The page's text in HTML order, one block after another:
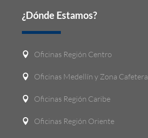
¿Dónde Estamos?
 Oficinas Región Centro
 Oficinas Medellín y Zona Cafetera
 Oficinas Región Caribe
 Oficinas Región Oriente